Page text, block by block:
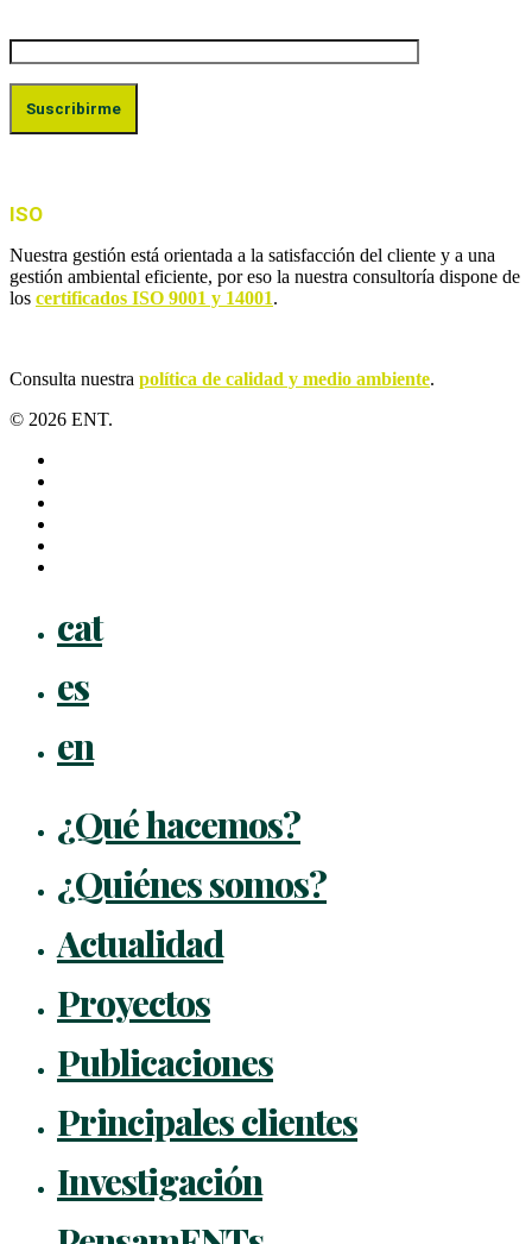
ISO
Nuestra gestión está orientada a la satisfacción del cliente y a una
gestión ambiental eficiente, por eso la nuestra consultoría dispone de
los certificados ISO 9001 y 14001.
Consulta nuestra política de calidad y medio ambiente.
© 2026 ENT.
cat
es
en
¿Qué hacemos?
¿Quiénes somos?
Actualidad
Proyectos
Publicaciones
Principales clientes
Investigación